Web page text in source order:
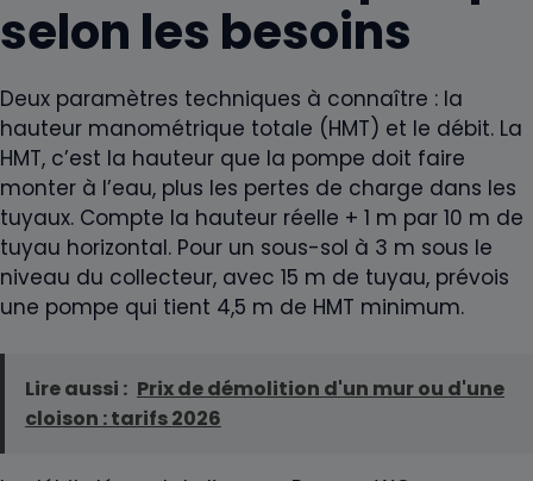
selon les besoins
Deux paramètres techniques à connaître : la
hauteur manométrique totale (HMT) et le débit. La
HMT, c’est la hauteur que la pompe doit faire
monter à l’eau, plus les pertes de charge dans les
tuyaux. Compte la hauteur réelle + 1 m par 10 m de
tuyau horizontal. Pour un sous-sol à 3 m sous le
niveau du collecteur, avec 15 m de tuyau, prévois
une pompe qui tient 4,5 m de HMT minimum.
Lire aussi : Prix de démolition d'un mur ou d'une
cloison : tarifs 2026